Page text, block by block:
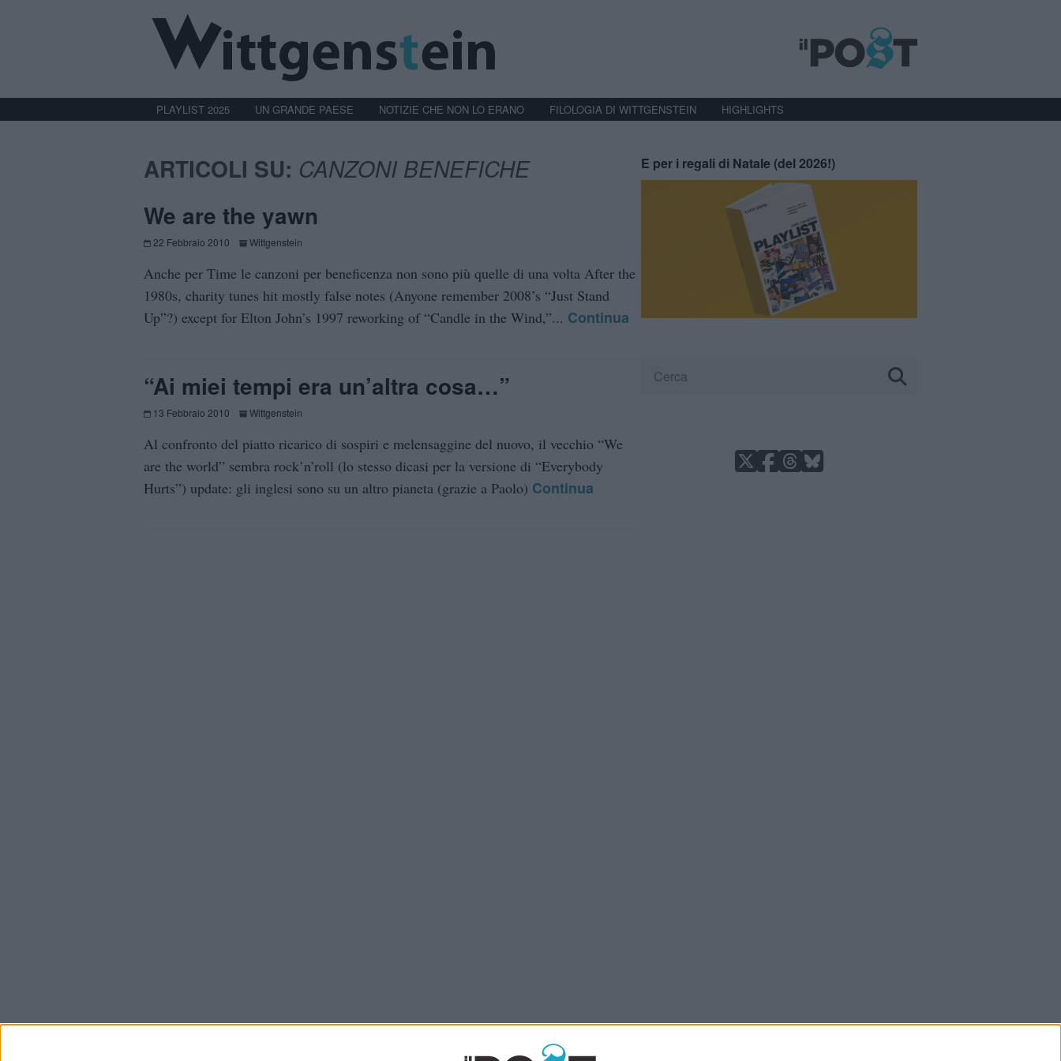
PLAYLIST 2025 UN GRANDE PAESE NOTIZIE CHE NON LO ERANO FILOLOGIA DI WITTGENSTEIN HIGHLIGHTS
ARTICOLI SU: CANZONI BENEFICHE
We are the yawn
22 Febbraio 2010 Wittgenstein
Anche per Time le canzoni per beneficenza non sono più quelle di una volta After the
1980s, charity tunes hit mostly false notes (Anyone remember 2008’s “Just Stand
Up”?) except for Elton John’s 1997 reworking of “Candle in the Wind,”... Continua
“Ai miei tempi era un’altra cosa…”
13 Febbraio 2010 Wittgenstein
Al confronto del piatto ricarico di sospiri e melensaggine del nuovo, il vecchio “We
are the world” sembra rock’n’roll (lo stesso dicasi per la versione di “Everybody
Hurts”) update: gli inglesi sono su un altro pianeta (grazie a Paolo) Continua
E per i regali di Natale (del 2026!)